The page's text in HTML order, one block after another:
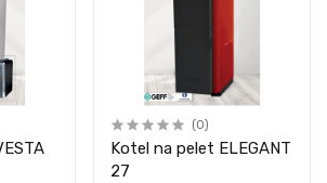
(0)
Kotel na pelet ELEGANT
27